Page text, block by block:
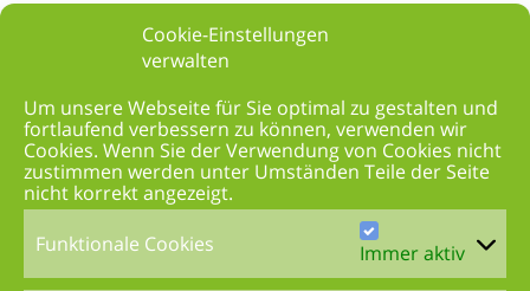
Cookie-Einstellungen
verwalten
Um unsere Webseite für Sie optimal zu gestalten und
fortlaufend verbessern zu können, verwenden wir
Cookies. Wenn Sie der Verwendung von Cookies nicht
zustimmen werden unter Umständen Teile der Seite
nicht korrekt angezeigt.
Funktionale Cookies
Immer aktiv